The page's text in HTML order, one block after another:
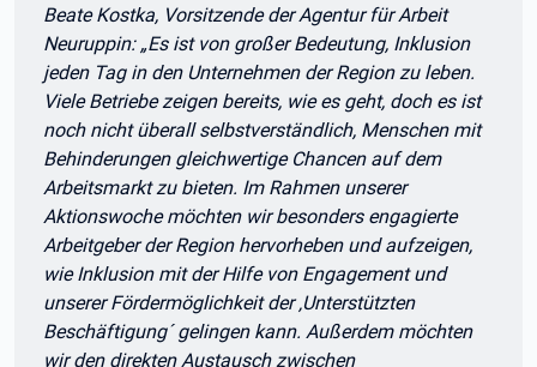
Zitat:
Beate Kostka, Vorsitzende der Agentur für Arbeit
Neuruppin: „Es ist von großer Bedeutung, Inklusion
jeden Tag in den Unternehmen der Region zu leben.
Viele Betriebe zeigen bereits, wie es geht, doch es ist
noch nicht überall selbstverständlich, Menschen mit
Behinderungen gleichwertige Chancen auf dem
Arbeitsmarkt zu bieten. Im Rahmen unserer
Aktionswoche möchten wir besonders engagierte
Arbeitgeber der Region hervorheben und aufzeigen,
wie Inklusion mit der Hilfe von Engagement und
unserer Fördermöglichkeit der ‚Unterstützten
Beschäftigung´ gelingen kann. Außerdem möchten
wir den direkten Austausch zwischen